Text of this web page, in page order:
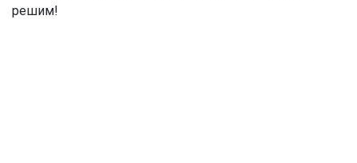
решим!